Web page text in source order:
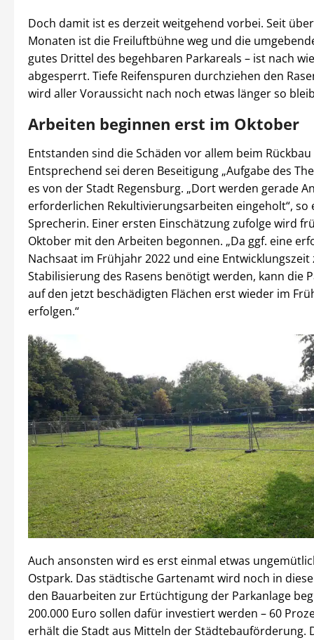
Doch damit ist es derzeit weitgehend vorbei. Seit
Monaten ist die Freiluftbühne weg und die
gutes Drittel des begehbaren Parkareals – ist nach
abgesperrt. Tiefe Reifenspuren durchziehen den
wird aller Voraussicht nach noch etwas länger so
Arbeiten beginnen erst im Oktober
Entstanden sind die Schäden vor allem beim
Entsprechend sei deren Beseitigung „Aufgabe des
es von der Stadt Regensburg. „Dort werden gerade
erforderlichen Rekultivierungsarbeiten eingeholt“, so
Sprecherin. Einer ersten Einschätzung zufolge wird
Oktober mit den Arbeiten begonnen. „Da ggf. eine
Nachsaat im Frühjahr 2022 und eine Entwicklungszeit
Stabilisierung des Rasens benötigt werden, kann die
auf den jetzt beschädigten Flächen erst wieder im
erfolgen.“
Auch ansonsten wird es erst einmal etwas
Ostpark. Das städtische Gartenamt wird noch in
den Bauarbeiten zur Ertüchtigung der Parkanlage
200.000 Euro sollen dafür investiert werden – 60
erhält die Stadt aus Mitteln der Städtebauförderung.